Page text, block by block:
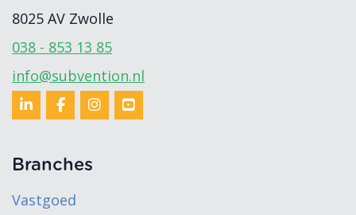
8025 AV Zwolle
038 - 853 13 85
info@subvention.nl
Branches
Vastgoed